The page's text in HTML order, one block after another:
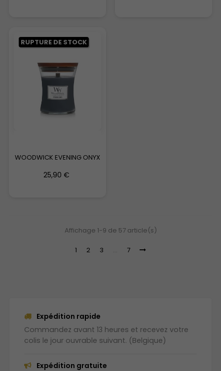
RUPTURE DE STOCK
WOODWICK EVENING ONYX
25,90 €
Affichage 1-9 de 57 article(s)
1 2 3 … 7
Expédition rapide
Commandez avant 13 heures et recevez votre
colis le jour ouvrable suivant. (Belgique)
Expédition gratuite